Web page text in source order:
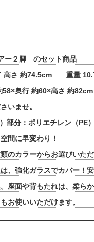
ー２脚 のセット商品
／ 高さ 約74.5cm 重量
58×奥行 約60×高さ 約
いませ。
部分：ポリエチレン（PE）
間に早変わり！
のカラーからお選びいただ
、強化ガラスでカバー！安
座面や背もたれは、柔らか
お使いいただけます。